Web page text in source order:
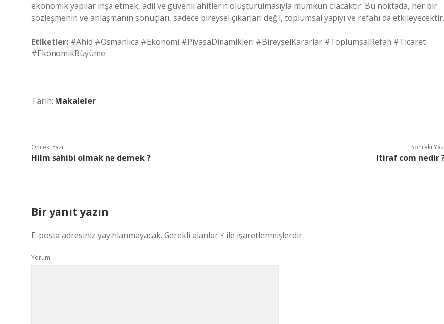
ekonomik yapılar inşa etmek, adil ve güvenli ahitlerin oluşturulmasıyla mümkün olacaktır. Bu noktada, her bir
sözleşmenin ve anlaşmanın sonuçları, sadece bireysel çıkarları değil, toplumsal yapıyı ve refahı da etkileyecektir.
Etiketler: #Ahid #Osmanlıca #Ekonomi #PiyasaDinamikleri #BireyselKararlar #ToplumsalRefah #Ticaret
#EkonomikBüyüme
Tarih: Makaleler
Önceki Yazı
Hilm sahibi olmak ne demek ?
Sonraki
Itiraf com nedir
Bir yanıt yazın
E-posta adresiniz yayınlanmayacak. Gerekli alanlar* ile işaretlenmişlerdir
Yorum